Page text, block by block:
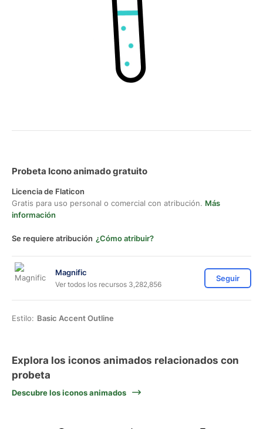
Probeta Icono animado gratuito
Licencia de Flaticon
Gratis para uso personal o comercial con atribución. Más
información
Se requiere atribución ¿Cómo atribuir?
Magnific
Ver todos los recursos 3,282,856
Seguir
Estilo: Basic Accent Outline
Explora los iconos animados relacionados con
probeta
Descubre los iconos animados